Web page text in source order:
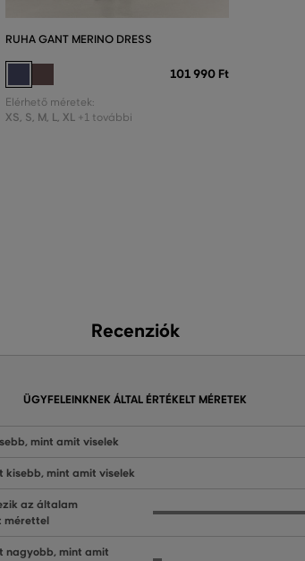
RUHA GANT MERINO DRESS
101 990 Ft
Elérhető méretek:
XS, S, M, L, XL +1 további
Recenziók
ÜGYFELEINKNEK ÁLTAL ÉRTÉKELT MÉRETEK
mint amit viselek
kisebb, mint amit viselek
az általam
mérettel
nagyobb, mint amit